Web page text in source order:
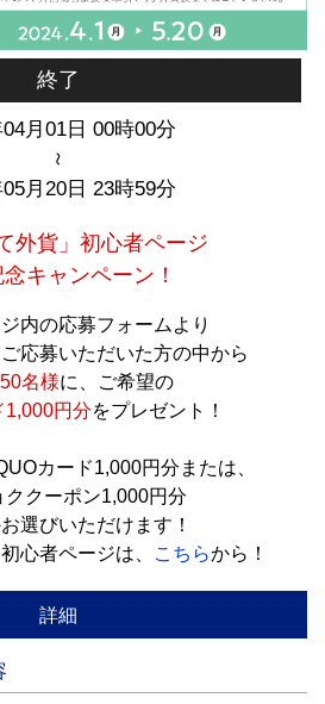
終了
月01日 00時00分
～
月20日 23時59分
外貨」初心者ページ
キャンペーン！
内の応募フォームより
応募いただいた方の中から
50名様に、ご希望の
1,000円分をプレゼント！
カード1,000円分または、
ククーポン1,000円分
選びいただけます！
心者ページは、
こちらから！
詳細